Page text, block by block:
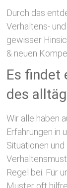
Durch das
Verhaltens-
gewisser
& neuen
Es findet
des
Wir alle haben
Erfahrungen in
Situationen
Regel bei. Für
Muster oft